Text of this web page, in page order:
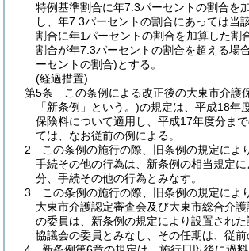
特例基準割合に年7.3パーセントの割合を
し、年7.3パーセントの割合にあっては当
割合に年1パーセントの割合を加算した割
割合が年7.3パーセントの割合を超える場
ーセントの割合)とする。
(経過措置)
第5条
この条例による改正後の大東市介護
「新条例」という。)の規定は、平成18年
保険料について適用し、平成17年度分ま
ては、なお従前の例による。
2
この条例の施行の際、旧条例の規定によ
手続その他の行為は、新条例の相当規定
分、手続その他の行為とみなす。
3
この条例の施行の際、旧条例の規定によ
大東市介護認定審査会及び大東市総合介
の委員は、新条例の規定により設置され
協議会の委員とみなし、その任期は、従前